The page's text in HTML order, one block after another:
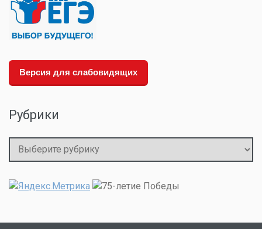
Версия для слабовидящих
Рубрики
Рубрики